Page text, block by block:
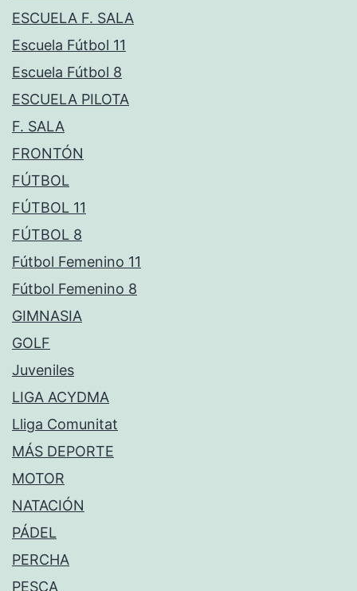
ESCUELA F. SALA
Escuela Fútbol 11
Escuela Fútbol 8
ESCUELA PILOTA
F. SALA
FRONTÓN
FÚTBOL
FÚTBOL 11
FÚTBOL 8
Fútbol Femenino 11
Fútbol Femenino 8
GIMNASIA
GOLF
Juveniles
LIGA ACYDMA
Lliga Comunitat
MÁS DEPORTE
MOTOR
NATACIÓN
PÁDEL
PERCHA
PESCA